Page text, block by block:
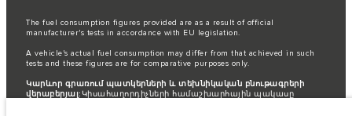
The fuel consumption figures provided are as a result of official
manufacturer's tests in accordance with EU legislation.
A vehicle's actual fuel consumption may differ from that achieved in such
tests and these figures are for comparative purposes only.
Կարևոր գրառում պատկերների և տեխնիկական բնութագրերի
վերաբերյալ:Կիսահաղորդիչների համաշխարհային պակասը